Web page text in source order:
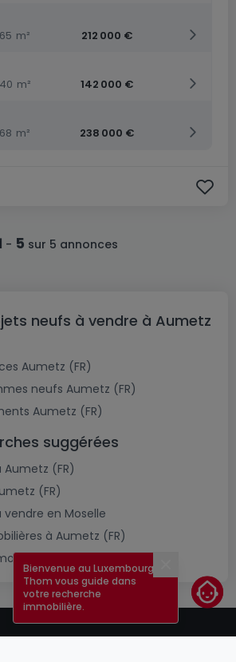
65 m²
212 000 €
40 m²
142 000 €
68 m² 238 000 €
- 5 sur 5 annonces
neufs à vendre à Aumetz
Aumetz (FR)
neufs Aumetz (FR)
Aumetz (FR)
suggérées
Aumetz (FR)
(FR)
vendre en Moselle
à Aumetz (FR)
Fermer
Bienvenue au Luxembourg !
Thom vous guide dans
votre recherche
immobilière.